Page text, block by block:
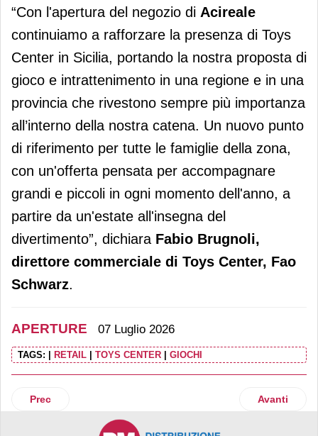
“Con l'apertura del negozio di Acireale
continuiamo a rafforzare la presenza di Toys
Center in Sicilia, portando la nostra proposta di
gioco e intrattenimento in una regione e in una
provincia che rivestono sempre più importanza
all’interno della nostra catena. Un nuovo punto
di riferimento per tutte le famiglie della zona,
con un'offerta pensata per accompagnare
grandi e piccoli in ogni momento dell'anno, a
partire da un'estate all'insegna del
divertimento”, dichiara Fabio Brugnoli,
direttore commerciale di Toys Center, Fao
Schwarz.
APERTURE 07 Luglio 2026
TAGS: RETAIL TOYS CENTER GIOCHI
Articolo precedente: PittaRosso inaugura uno store da
Prec Articolo
Avanti